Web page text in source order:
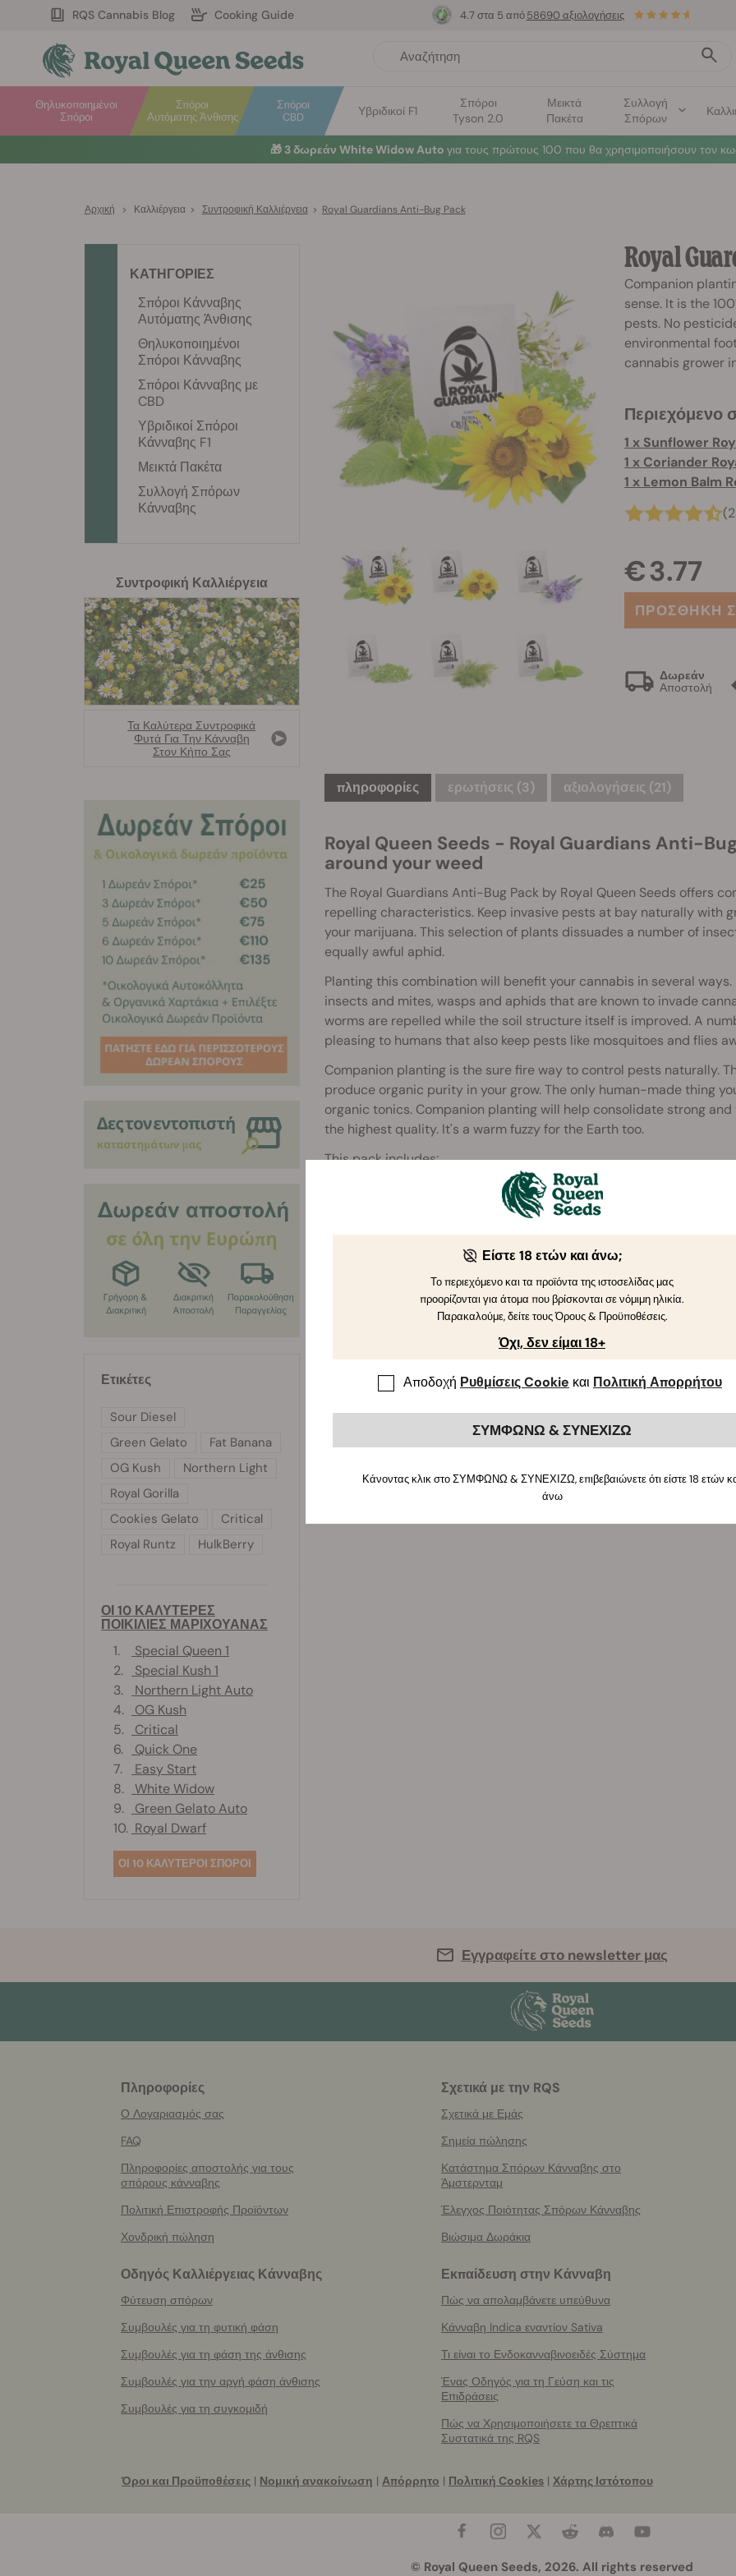
RQS Cannabis Blog Cooking Guide
Σπόροι
Αυτόματης Άνθισης
Θηλυκοποιημένοι
Σπόροι
Σπόροι
CBD
Υβριδικοί F1
Σπόροι
Tyson 2.0
Μεικτά
Πακέτα
Συλλογή
Σπόρων
4.7 στα 5 από 58690 αξιολογήσεις
🎁 3 δωρεάν White Widow Auto για τους πρώτους 100 που θα χρησιμοποιήσουν τον
Αρχική > Καλλιέργεια > Συντροφική Καλλιέργεια > Royal Guardians Anti-Bug Pack
Royal
Companion
sense. It is the
pests. No
environmental
cannabis grower
Περιεχόμενο
€ 3.77
ΠΡΟΣΘΗΚΗ
Δωρεάν
Αποστολή
πληροφορίες ερωτήσεις (3) αξιολογήσεις (21)
Royal Queen Seeds - Royal Guardians Anti-
around your weed
The Royal Guardians Anti-Bug Pack by Royal Queen Seeds offers
repelling characteristics. Keep invasive pests at bay naturally with
your marijuana. This selection of plants dissuades a number of
equally awful aphid.
Planting this combination will benefit your cannabis in several
insects and mites, wasps and aphids that are known to invade
worms are repelled while the soil structure itself is improved. A
pleasing to humans that also keep pests like mosquitoes and flies
Companion planting is the sure fire way to control pests naturally.
produce organic purity in your grow. The only human-made thing
organic tonics. Companion planting will help consolidate strong
the highest quality. It's a warm fuzzy for the Earth too.
This pack includes:
ΚΑΤΗΓΟΡΙΕΣ
Σπόροι Κάνναβης
Αυτόματης Άνθισης
Θηλυκοποιημένοι
Σπόροι Κάνναβης
Σπόροι Κάνναβης με
CBD
Υβριδικοί Σπόροι
Κάνναβης F1
Μεικτά Πακέτα
Συλλογή Σπόρων
Κάνναβης
Συντροφική Καλλιέργεια
Τα Καλύτερα Συντροφικά
Φυτά Για Την Κάνναβη
Στον Κήπο Σας
Ετικέτες
Sour Diesel
Green Gelato
Fat Banana
OG Kush
Northern Light
Royal Gorilla
Cookies Gelato
Critical
Royal Runtz
HulkBerry
ΟΙ 10 ΚΑΛΥΤΕΡΕΣ
ΠΟΙΚΙΛΙΕΣ ΜΑΡΙΧΟΥΑΝΑΣ
1.
Special Queen 1
2.
Special Kush 1
3.
Northern Light Auto
4.
OG Kush
5.
Critical
6.
Quick One
7.
Easy Start
8.
White Widow
9.
Green Gelato Auto
10. Royal Dwarf
ΟΙ 10 ΚΑΛΥΤΕΡΟΙ ΣΠΟΡΟΙ
Εγγραφείτε στο newsletter μας
Πληροφορίες
Ο Λογαριασμός σας
FAQ
Πληροφορίες αποστολής για τους
σπόρους κάνναβης
Πολιτική Επιστροφής Προϊόντων
Χονδρική πώληση
Σχετικά με την RQS
Σχετικά με Εμάς
Σημεία πώλησης
Κατάστημα Σπόρων Κάνναβης στο
Άμστερνταμ
Έλεγχος Ποιότητας Σπόρων Κάνναβης
Βιώσιμα Δωράκια
Οδηγός Καλλιέργειας Κάνναβης
Φύτευση σπόρων
Συμβουλές για τη φυτική φάση
Συμβουλές για τη φάση της άνθισης
Συμβουλές για την αργή φάση άνθισης
Συμβουλές για τη συγκομιδή
Εκπαίδευση στην Κάνναβη
Πώς να απολαμβάνετε υπεύθυνα
Κάνναβη Indica εναντίον Sativa
Τι είναι το Ενδοκανναβινοειδές Σύστημα
Ένας Οδηγός για τη Γεύση και τις
Επιδράσεις
Πώς να Χρησιμοποιήσετε τα Θρεπτικά
Συστατικά της RQS
Όροι και Προϋποθέσεις | Νομική ανακοίνωση | Απόρρητο | Πολιτική Cookies | Χάρτης Ιστότοπου
© Royal Queen Seeds, 2026. All rights reserved
Είστε 18 ετών και άνω;
Το περιεχόμενο και τα προϊόντα της ιστοσελίδας μας
προορίζονται για άτομα που βρίσκονται σε νόμιμη ηλικία.
Παρακαλούμε, δείτε τους Όρους & Προϋποθέσεις.
Όχι, δεν είμαι 18+
Αποδοχή Ρυθμίσεις Cookie και Πολιτική Απορρήτου
ΣΥΜΦΩΝΩ & ΣΥΝΕΧΙΖΩ
Κάνοντας κλικ στο ΣΥΜΦΩΝΩ & ΣΥΝΕΧΙΖΩ, επιβεβαιώνετε ότι είστε 18 ετών
άνω